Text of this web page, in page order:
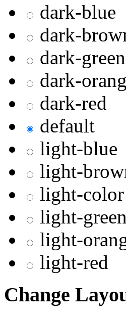
dark-blue
dark-
dark-green
dark-
dark-red
default
light-blue
light-
light-color
light-green
light-
light-red
Change